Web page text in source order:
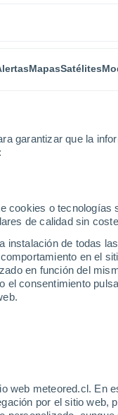
garantizar que la
cookies o tecnologías
de calidad sin
instalación de todas
en el
en función del
el consentimiento
web meteored.cl. En
por el sitio web,
MapasSatélites
Hoy
6 Ago
7 Ago